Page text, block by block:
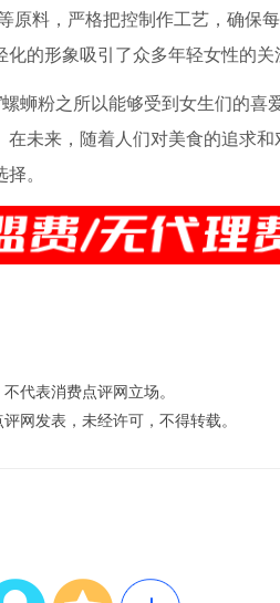
原料，严格把控制作工艺，确保
的形象吸引了众多年轻女性的关
螺蛳粉之所以能够受到女生们的
未来，随着人们对美食的追求
。
代表消费点评网立场。
网发表，未经许可，不得转载。